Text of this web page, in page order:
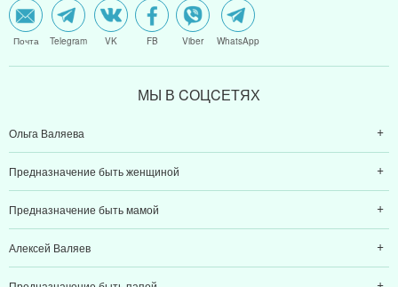
Почта Telegram VK FB Viber WhatsApp
МЫ В CОЦCЕТЯХ
Ольга Валяева
Предназначение быть женщиной
Предназначение быть мамой
Алексей Валяев